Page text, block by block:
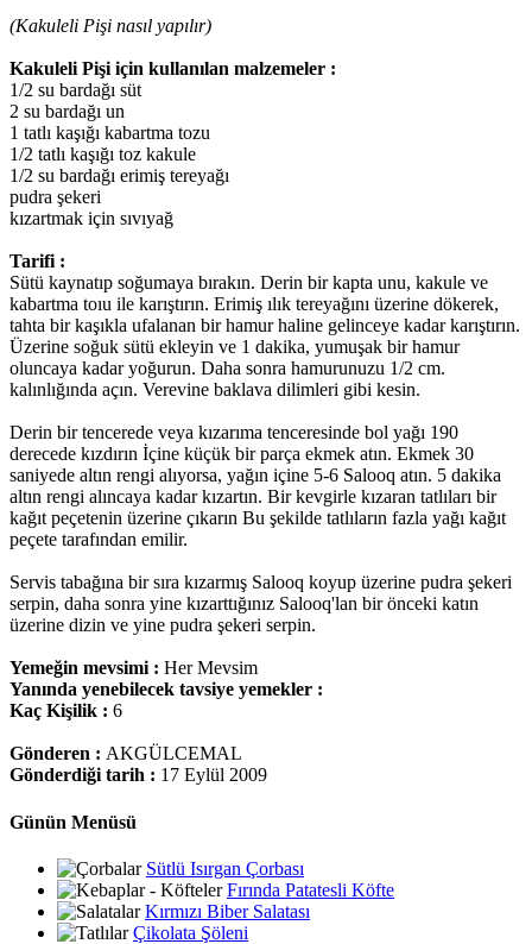
(Kakuleli Pişi nasıl yapılır)
Kakuleli Pişi için kullanılan malzemeler :
1/2 su bardağı süt
2 su bardağı un
1 tatlı kaşığı kabartma tozu
1/2 tatlı kaşığı toz kakule
1/2 su bardağı erimiş tereyağı
pudra şekeri
kızartmak için sıvıyağ
Tarifi :
Sütü kaynatıp soğumaya bırakın. Derin bir kapta unu, kakule ve
kabartma toıu ile karıştırın. Erimiş ılık tereyağını üzerine dökerek,
tahta bir kaşıkla ufalanan bir hamur haline gelinceye kadar karıştırın.
Üzerine soğuk sütü ekleyin ve 1 dakika, yumuşak bir hamur
oluncaya kadar yoğurun. Daha sonra hamurunuzu 1/2 cm.
kalınlığında açın. Verevine baklava dilimleri gibi kesin.
Derin bir tencerede veya kızarıma tenceresinde bol yağı 190
derecede kızdırın İçine küçük bir parça ekmek atın. Ekmek 30
saniyede altın rengi alıyorsa, yağın içine 5-6 Salooq atın. 5 dakika
altın rengi alıncaya kadar kızartın. Bir kevgirle kızaran tatlıları bir
kağıt peçetenin üzerine çıkarın Bu şekilde tatlıların fazla yağı kağıt
peçete tarafından emilir.
Servis tabağına bir sıra kızarmış Salooq koyup üzerine pudra şekeri
serpin, daha sonra yine kızarttığınız Salooq'lan bir önceki katın
üzerine dizin ve yine pudra şekeri serpin.
Yemeğin mevsimi : Her Mevsim
Yanında yenebilecek tavsiye yemekler :
Kaç Kişilik : 6
Gönderen : AKGÜLCEMAL
Gönderdiği tarih : 17 Eylül 2009
Günün Menüsü
Sütlü Isırgan Çorbası
Fırında Patatesli Köfte
Kırmızı Biber Salatası
Çikolata Şöleni